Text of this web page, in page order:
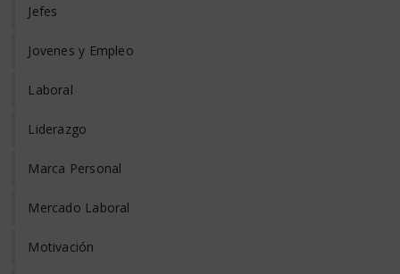
Jefes
Jovenes y Empleo
Laboral
Liderazgo
Marca Personal
Mercado Laboral
Motivación